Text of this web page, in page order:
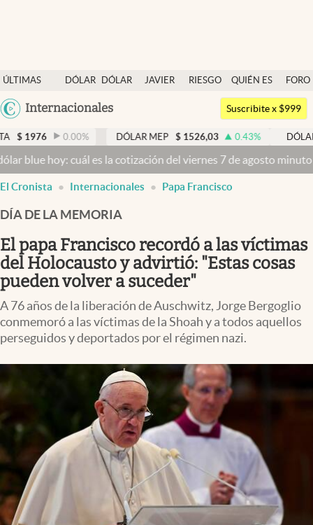
ÚLTIMAS
NOTICIAS
DÓLAR
DÓLAR
JAVIER
RIESGO
QUIÉN ES
QUIÉN
FORO
Argentina
México
Internacionales
Dólar
Members
Economía y Política
Finanzas y Mercados
Mercados Online
Negocios
Columnistas
Otras secciones
Infotechnology
Clase
Eventos Corporativos
El Cronista Studio
Mediakit
abre en nueva pestaña
Argentina
Suscribite x $999
0.00% DÓLAR MEP $ 1526,03 0.43% DÓLAR BNA $
cuál es la cotización del viernes 7 de agosto minuto a minuto
El Cronista Internacionales Papa Francisco
DÍA DE LA MEMORIA
El papa Francisco recordó a las víctimas
del Holocausto y advirtió: "Estas cosas
pueden volver a suceder"
A 76 años de la liberación de Auschwitz, Jorge Bergoglio
conmemoró a las víctimas de la Shoah y a todos aquellos
perseguidos y deportados por el régimen nazi.